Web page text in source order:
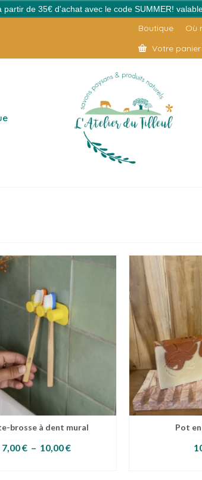
de 35€ d'achat avec le code SUMMER!
Boutique Où
Votre panier
brosse à dent mural
7,00€ – 10,00€Plage
Pot